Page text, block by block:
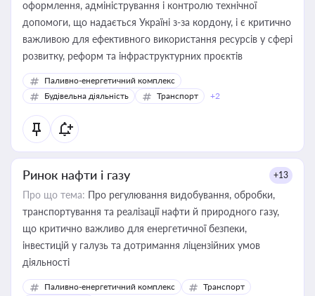
оформлення, адміністрування і контролю технічної
допомоги, що надається Україні з-за кордону, і є критично
важливою для ефективного використання ресурсів у сфері
розвитку, реформ та інфраструктурних проєктів
Паливно-енергетичний комплекс
Будівельна діяльність
Транспорт +2
Ринок нафти і газу +13
Про що тема: Про регулювання видобування, обробки,
транспортування та реалізації нафти й природного газу,
що критично важливо для енергетичної безпеки,
інвестицій у галузь та дотримання ліцензійних умов
діяльності
Паливно-енергетичний комплекс
Транспорт